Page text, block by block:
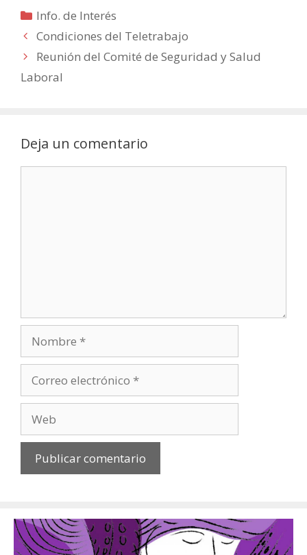
Categorías
Info. de Interés
Condiciones del Teletrabajo
Reunión del Comité de Seguridad y Salud
Laboral
Deja un comentario
electrónico